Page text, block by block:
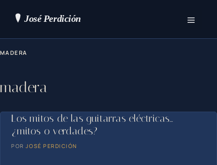
MADERA
madera
Los mitos de las guitarras eléctricas…
¿mitos o verdades?
PORJOSÉ PERDICIÓN